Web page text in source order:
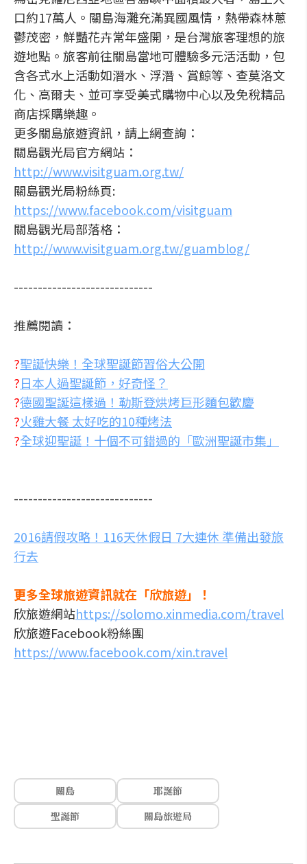
口約17萬人。關島海灘充滿異國風情，熱帶森林蔥
鬱茂密，鮮豔花卉常年盛開，是台灣旅客理想的旅
遊地點。旅客前往關島當地可體驗多元活活動，包
含各式水上活動如潛水、浮潛、賞鯨等、查莫洛文
化、高爾夫、並可享受美式購物中心以及免稅精品
商店採購樂趣。
更多關島旅遊資訊，請上網查詢：
關島觀光局官方網站：
http://www.visitguam.org.tw/
關島觀光局粉絲頁:
https://www.facebook.com/visitguam
關島觀光局部落格：
http://www.visitguam.org.tw/guamblog/
-----------------------------
推薦閱讀：
?聖誕快樂！全球聖誕節習俗大公開
?日本人過聖誕節，好奇怪？
?德國聖誕這樣過！勒斯登烘烤巨形麵包歡慶
?火雞大餐 太好吃的10種烤法
?全球迎聖誕！十個不可錯過的「歐洲聖誕市集」
-----------------------------
2016請假攻略！116天休假日 7大連休 準備出發旅
行去
更多全球旅遊資訊就在「欣旅遊」！
欣旅遊網站https://solomo.xinmedia.com/travel
欣旅遊Facebook粉絲團
https://www.facebook.com/xin.travel
關島
耶誕節
聖誕節
關島旅遊局